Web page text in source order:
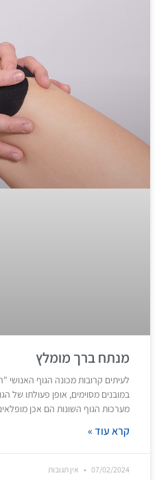
מנתח ברך מומלץ
לעיתים קרובות מכונה הגוף האנושי
במובנים מסוימים, אופן פעולתו של
מערכות הגוף השונות הם אכן
קרא עוד »
07/02/2024 אין תגובות